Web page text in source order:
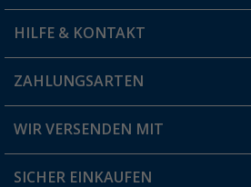
Vorteilskarte
Blog
Jobs & Karriere
HILFE & KONTAKT
FAQ & Kontakt
Versandinformationen
ZAHLUNGSARTEN
WIR VERSENDEN MIT
SICHER EINKAUFEN